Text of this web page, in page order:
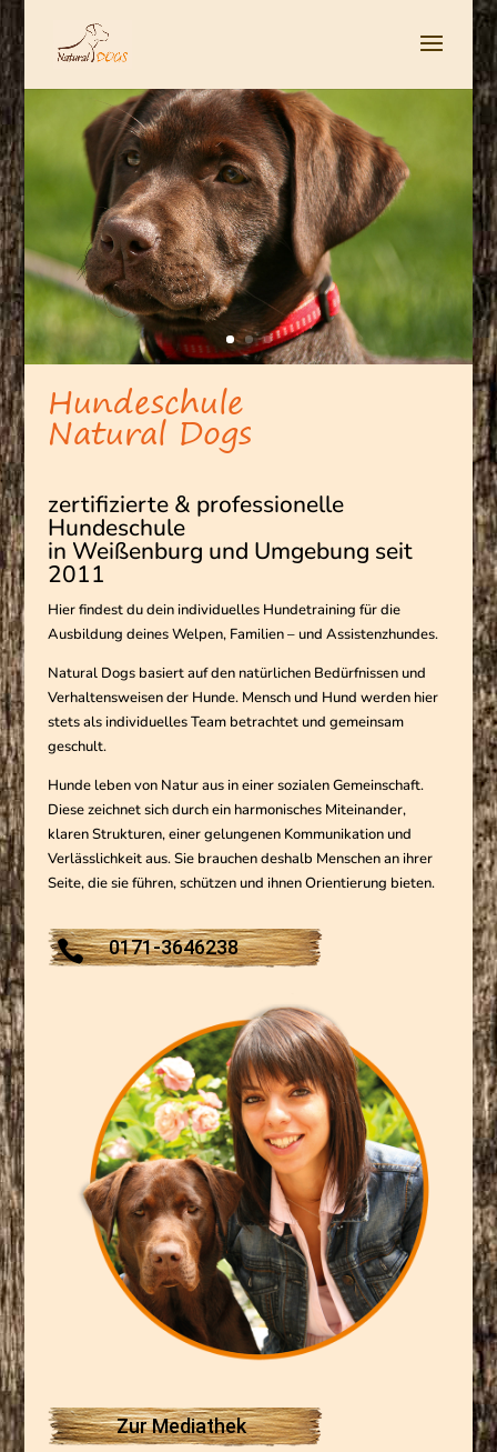
Hundeschule
Natural Dogs
zertifizierte & professionelle
Hundeschule
in Weißenburg und Umgebung seit
2011
Hier findest du dein individuelles Hundetraining für die
Ausbildung deines Welpen, Familien – und Assistenzhundes.
Natural Dogs basiert auf den natürlichen Bedürfnissen und
Verhaltensweisen der Hunde. Mensch und Hund werden hier
stets als individuelles Team betrachtet und gemeinsam
geschult.
Hunde leben von Natur aus in einer sozialen Gemeinschaft.
Diese zeichnet sich durch ein harmonisches Miteinander,
klaren Strukturen, einer gelungenen Kommunikation und
Verlässlichkeit aus. Sie brauchen deshalb Menschen an ihrer
Seite, die sie führen, schützen und ihnen Orientierung bieten.
 0171-3646238
Zur Mediathek